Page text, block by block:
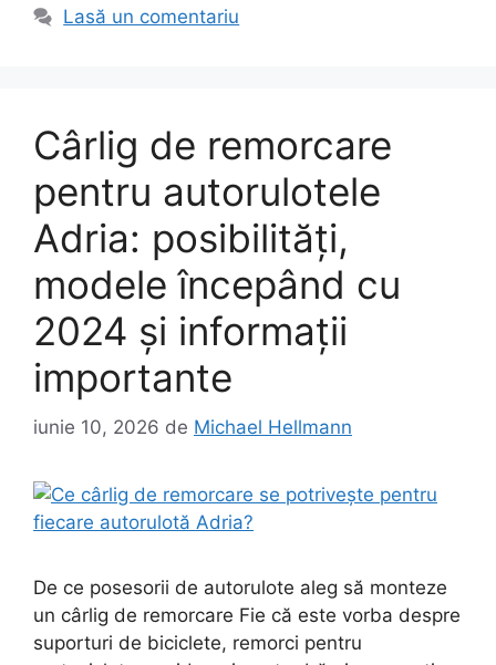
Lasă un comentariu
Cârlig de remorcare
pentru autorulotele
Adria: posibilități,
modele începând cu
2024 și informații
importante
iunie 10, 2026 de Michael Hellmann
De ce posesorii de autorulote aleg să monteze
un cârlig de remorcare Fie că este vorba despre
suporturi de biciclete, remorci pentru